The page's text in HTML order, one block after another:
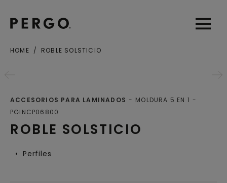
OpenOpen
HOME ROBLE SOLSTICIO
ROBLE SOLSTICIO
ACCESORIOS PARA LAMINADOS
MOLDURA 5 EN 1
PGINCP06800
Perfiles